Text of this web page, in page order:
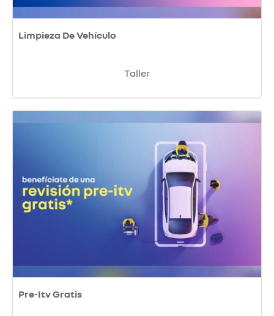
Limpieza De Vehículo
Taller
Pre-Itv Gratis